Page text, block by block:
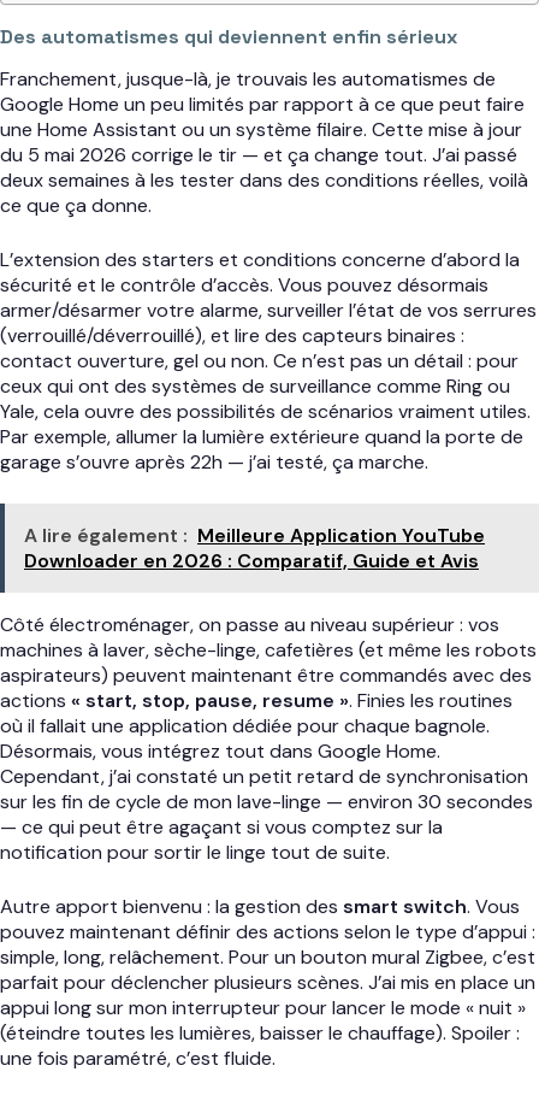
Des automatismes qui deviennent enfin sérieux
Franchement, jusque-là, je trouvais les automatismes de
Google Home un peu limités par rapport à ce que peut faire
une Home Assistant ou un système filaire. Cette mise à jour
du 5 mai 2026 corrige le tir — et ça change tout. J’ai passé
deux semaines à les tester dans des conditions réelles, voilà
ce que ça donne.
L’extension des starters et conditions concerne d’abord la
sécurité et le contrôle d’accès. Vous pouvez désormais
armer/désarmer votre alarme, surveiller l’état de vos serrures
(verrouillé/déverrouillé), et lire des capteurs binaires :
contact ouverture, gel ou non. Ce n’est pas un détail : pour
ceux qui ont des systèmes de surveillance comme Ring ou
Yale, cela ouvre des possibilités de scénarios vraiment utiles.
Par exemple, allumer la lumière extérieure quand la porte de
garage s’ouvre après 22h — j’ai testé, ça marche.
A lire également : Meilleure Application YouTube
Downloader en 2026 : Comparatif, Guide et Avis
Côté électroménager, on passe au niveau supérieur : vos
machines à laver, sèche-linge, cafetières (et même les robots
aspirateurs) peuvent maintenant être commandés avec des
actions « start, stop, pause, resume ». Finies les routines
où il fallait une application dédiée pour chaque bagnole.
Désormais, vous intégrez tout dans Google Home.
Cependant, j’ai constaté un petit retard de synchronisation
sur les fin de cycle de mon lave-linge — environ 30 secondes
— ce qui peut être agaçant si vous comptez sur la
notification pour sortir le linge tout de suite.
Autre apport bienvenu : la gestion des smart switch. Vous
pouvez maintenant définir des actions selon le type d’appui :
simple, long, relâchement. Pour un bouton mural Zigbee, c’est
parfait pour déclencher plusieurs scènes. J’ai mis en place un
appui long sur mon interrupteur pour lancer le mode « nuit »
(éteindre toutes les lumières, baisser le chauffage). Spoiler :
une fois paramétré, c’est fluide.